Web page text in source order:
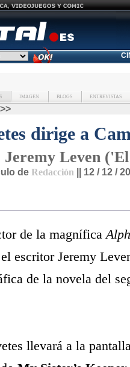
IMAGEN BLOGS ENTREVISTAS
>>
dirige a
Leven
de Redacción || 12 / 12 /
de la magnífica
escritor Jeremy
de la novela del
llevará a la